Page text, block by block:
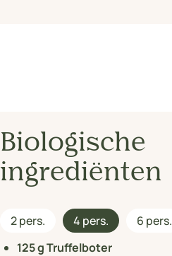
Biologische
ingrediënten
2 pers. 4 pers. 6 pers.
125g Truffelboter